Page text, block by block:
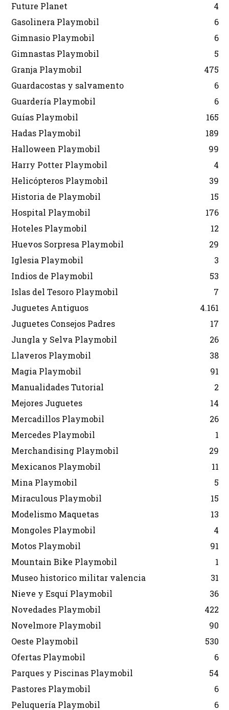
Future Planet
4
Gasolinera Playmobil
6
Gimnasio Playmobil
6
Gimnastas Playmobil
5
Granja Playmobil
475
Guardacostas y salvamento
6
Guardería Playmobil
6
Guías Playmobil
165
Hadas Playmobil
189
Halloween Playmobil
99
Harry Potter Playmobil
4
Helicópteros Playmobil
39
Historia de Playmobil
15
Hospital Playmobil
176
Hoteles Playmobil
12
Huevos Sorpresa Playmobil
29
Iglesia Playmobil
3
Indios de Playmobil
53
Islas del Tesoro Playmobil
7
Juguetes Antiguos
4.161
Juguetes Consejos Padres
17
Jungla y Selva Playmobil
26
Llaveros Playmobil
38
Magia Playmobil
91
Manualidades Tutorial
2
Mejores Juguetes
14
Mercadillos Playmobil
26
Mercedes Playmobil
1
Merchandising Playmobil
29
Mexicanos Playmobil
11
Mina Playmobil
5
Miraculous Playmobil
15
Modelismo Maquetas
13
Mongoles Playmobil
4
Motos Playmobil
91
Mountain Bike Playmobil
1
Museo historico militar valencia
31
Nieve y Esquí Playmobil
36
Novedades Playmobil
422
Novelmore Playmobil
90
Oeste Playmobil
530
Ofertas Playmobil
6
Parques y Piscinas Playmobil
54
Pastores Playmobil
6
Peluquería Playmobil
6